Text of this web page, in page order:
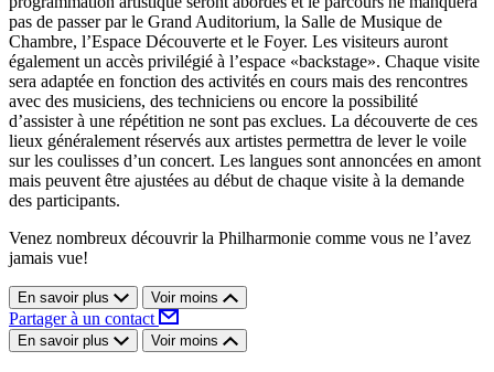
pas de passer par le Grand Auditorium, la Salle de Musique de
Chambre, l’Espace Découverte et le Foyer. Les visiteurs auront
également un accès privilégié à l’espace «backstage». Chaque visite
sera adaptée en fonction des activités en cours mais des rencontres
avec des musiciens, des techniciens ou encore la possibilité
d’assister à une répétition ne sont pas exclues. La découverte de ces
lieux généralement réservés aux artistes permettra de lever le voile
sur les coulisses d’un concert. Les langues sont annoncées en amont
mais peuvent être ajustées au début de chaque visite à la demande
des participants.
Venez nombreux découvrir la Philharmonie comme vous ne l’avez
jamais vue!
En savoir plus Voir moins
Partager à un contact
En savoir plus Voir moins